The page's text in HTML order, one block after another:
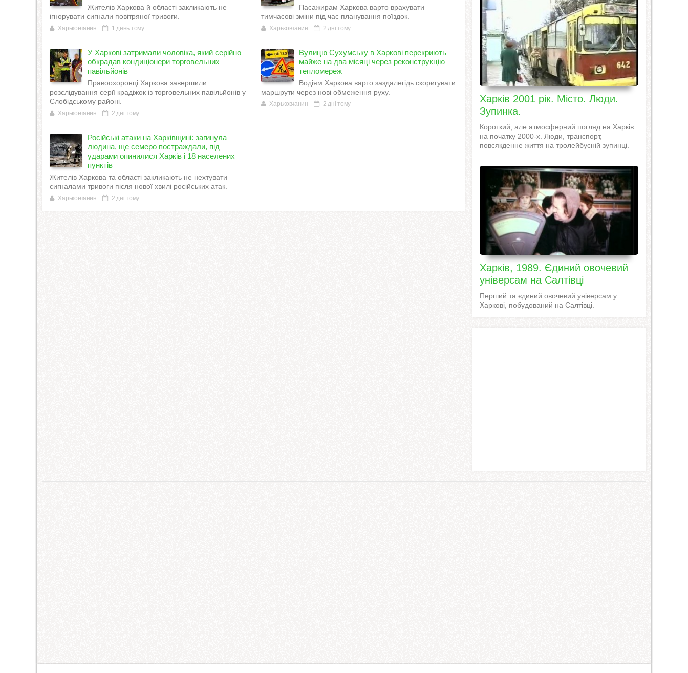
Жителів Харкова й області закликають не
ігнорувати сигнали повітряної тривоги.
Харьковчанин 1 день тому
Пасажирам Харкова варто врахувати
тимчасові зміни під час планування поїздок.
Харьковчанин 2 дні тому
У Харкові затримали чоловіка, який серійно
обкрадав кондиціонери торговельних
павільйонів
Правоохоронці Харкова завершили
розслідування серії крадіжок із торговельних павільйонів у
Слобідському районі.
Харьковчанин 2 дні тому
Вулицю Сухумську в Харкові перекриють
майже на два місяці через реконструкцію
тепломереж
Водіям Харкова варто заздалегідь скоригувати
маршрути через нові обмеження руху.
Харьковчанин 2 дні тому
Російські атаки на Харківщині: загинула
людина, ще семеро постраждали, під
ударами опинилися Харків і 18 населених
пунктів
Жителів Харкова та області закликають не нехтувати
сигналами тривоги після нової хвилі російських атак.
Харьковчанин 2 дні тому
Харків 2001 рік. Місто. Люди.
Зупинка.
Короткий, але атмосферний погляд на Харків
на початку 2000-х. Люди, транспорт,
повсякденне життя на тролейбусній зупинці.
Харків, 1989. Єдиний овочевий
універсам на Салтівці
Перший та єдиний овочевий універсам у
Харкові, побудований на Салтівці.